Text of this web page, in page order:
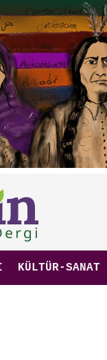
KÜLTÜR-SANAT